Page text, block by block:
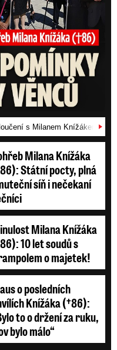
s Milanem Knížákem
Milana Knížáka
Státní pocty, plná
síň i nečekaní
Milana Knížáka
10 let soudů s
o majetek!
o posledních
Knížáka (†86):
to o držení za ruku,
bylo málo“